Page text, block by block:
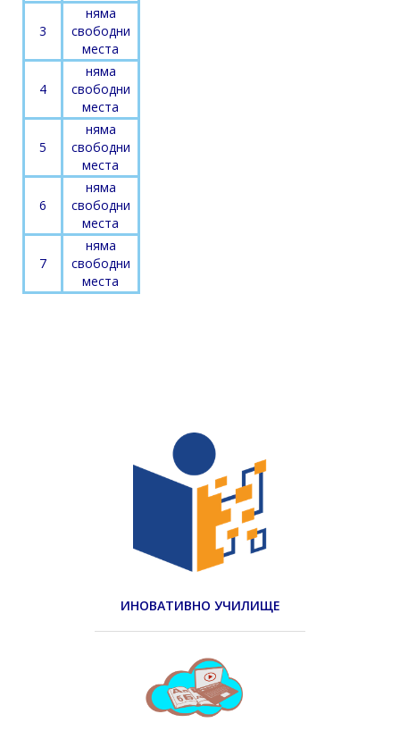
3
няма
свободни
места
4
няма
свободни
места
5
няма
свободни
места
6
няма
свободни
места
7
няма
свободни
места
ИНОВАТИВНО УЧИЛИЩЕ